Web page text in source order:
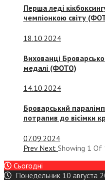
Перша леді
чемпіонкою світу
18.10.2024
Вихованці
медалі (ФОТО)
14.10.2024
Броварський
потрапив до вісімки
07.09.2024
Prev Next Showing 1 Of
Сьогодні
Понедельник 10 августа